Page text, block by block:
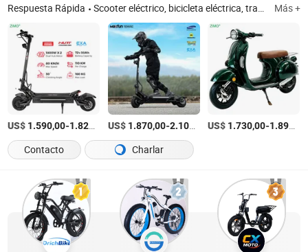
Respuesta Rápida Scooter eléctrico, bicicleta eléctrica, trasplantadora de arroz, ATV/UTV, motocicleta, carrito de golf, bañera de plástico Más +
US$ 1.590,00-1.820,00 /Pieza
US$ 1.870,00-2.100,00 /Pieza
US$ 1.730,00-1.890,00
Contacto
Charlar